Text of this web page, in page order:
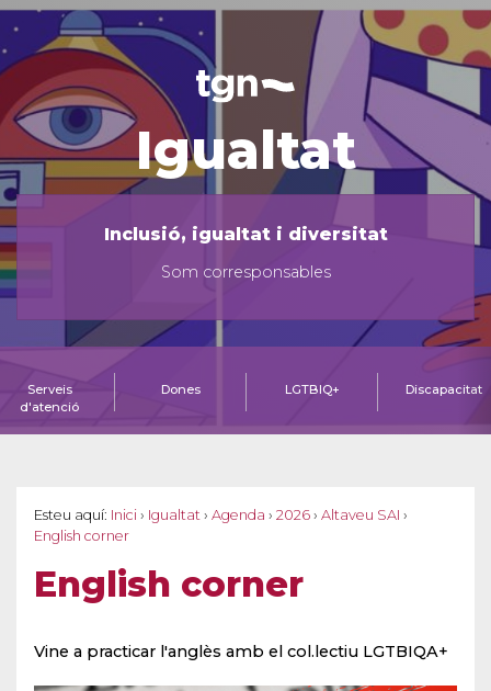
Igualtat
Inclusió, igualtat i diversitat
Som corresponsables
Serveis
d'atenció
Dones LGTBIQ+ Discapacitat
Esteu aquí: Inici › Igualtat › Agenda › 2026 › Altaveu SAI ›
English corner
English corner
Vine a practicar l'anglès amb el col.lectiu LGTBIQA+